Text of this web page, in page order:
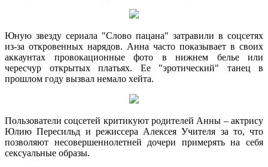
Юную звезду сериала "Слово пацана" затравили в соцсетях
из-за откровенных нарядов. Анна часто показывает в своих
аккаунтах провокационные фото в нижнем белье или
чересчур открытых платьях. Ее "эротический" танец в
прошлом году вызвал немало хейта.
Пользователи соцсетей критикуют родителей Анны – актрису
Юлию Пересильд и режиссера Алексея Учителя за то, что
позволяют несовершеннолетней дочери примерять на себя
сексуальные образы.